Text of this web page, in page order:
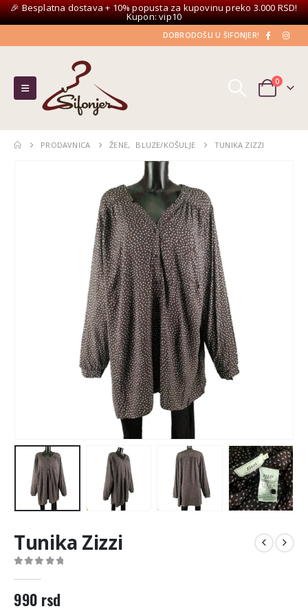
🎉 Besplatna dostava + 10% popusta za kupovinu preko 3.000 RSD!
Kupon: vip10
DOBRODOŠLI U ŠIFONJER!
0
PRODAVNICA ŽENE, BLUZE/KOŠULJE TUNIKA ZIZZI
Tunika Zizzi
990 rsd